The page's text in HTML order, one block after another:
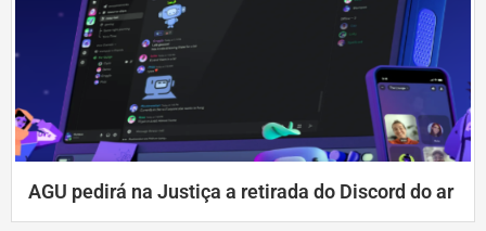
AGU pedirá na Justiça a retirada do Discord do ar